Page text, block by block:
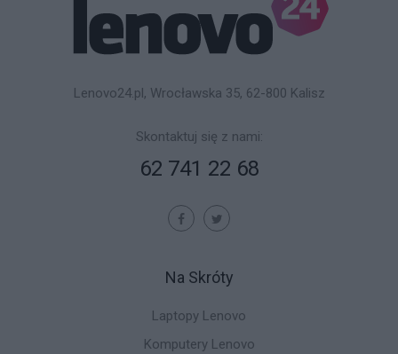
Lenovo24.pl, Wrocławska 35, 62-800 Kalisz
Skontaktuj się z nami:
62 741 22 68
Na Skróty
Laptopy Lenovo
Komputery Lenovo